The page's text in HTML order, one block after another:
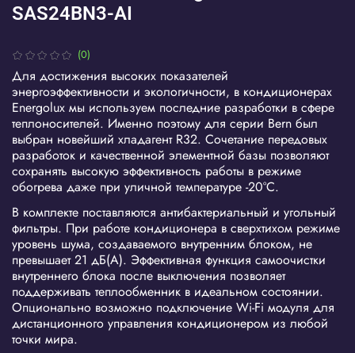
(0)
SAS24BN3-AI
Для достижения высоких показателей
энергоэффективности и экологичности, в кондиционерах
Energolux мы используем последние разработки в сфере
теплоносителей. Именно поэтому для серии Bern был
выбран новейший хладагент R32. Сочетание передовых
разработок и качественной элементной базы позволяют
сохранять высокую эффективность работы в режиме
обогрева даже при уличной температуре -20°С.
В комплекте поставляются антибактериальный и угольный
фильтры. При работе кондиционера в сверхтихом режиме
уровень шума, создаваемого внутренним блоком, не
превышает 21 дБ(А). Эффективная функция самоочистки
внутреннего блока после выключения позволяет
поддерживать теплообменник в идеальном состоянии.
Опционально возможно подключение Wi-Fi модуля для
дистанционного управления кондиционером из любой
точки мира.